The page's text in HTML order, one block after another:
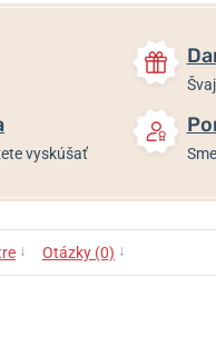
vyskúšať
↓ Otázky (0) ↓